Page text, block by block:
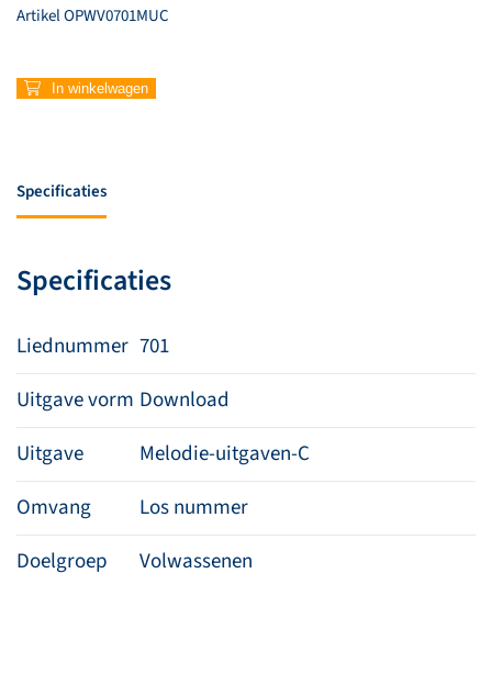
ArtikelOPWV0701MUC
701
van
aantal
In winkelwagen
Specificaties
Specificaties
Liednummer 701
Uitgave vorm Download
Uitgave
Melodie-uitgaven-C
Omvang
Los nummer
Doelgroep
Volwassenen